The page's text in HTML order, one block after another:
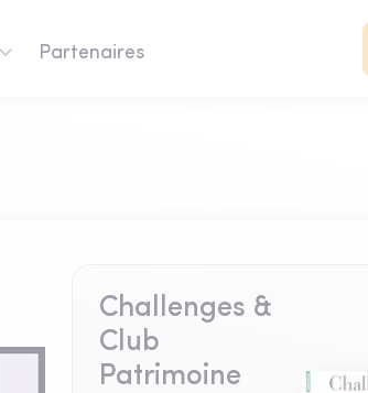
Partenaires
Challenges &
Club
Patrimoine